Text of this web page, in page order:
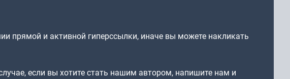
прямой и активной гиперссылки, иначе вы можете накликать
если вы хотите стать нашим автором, напишите нам и